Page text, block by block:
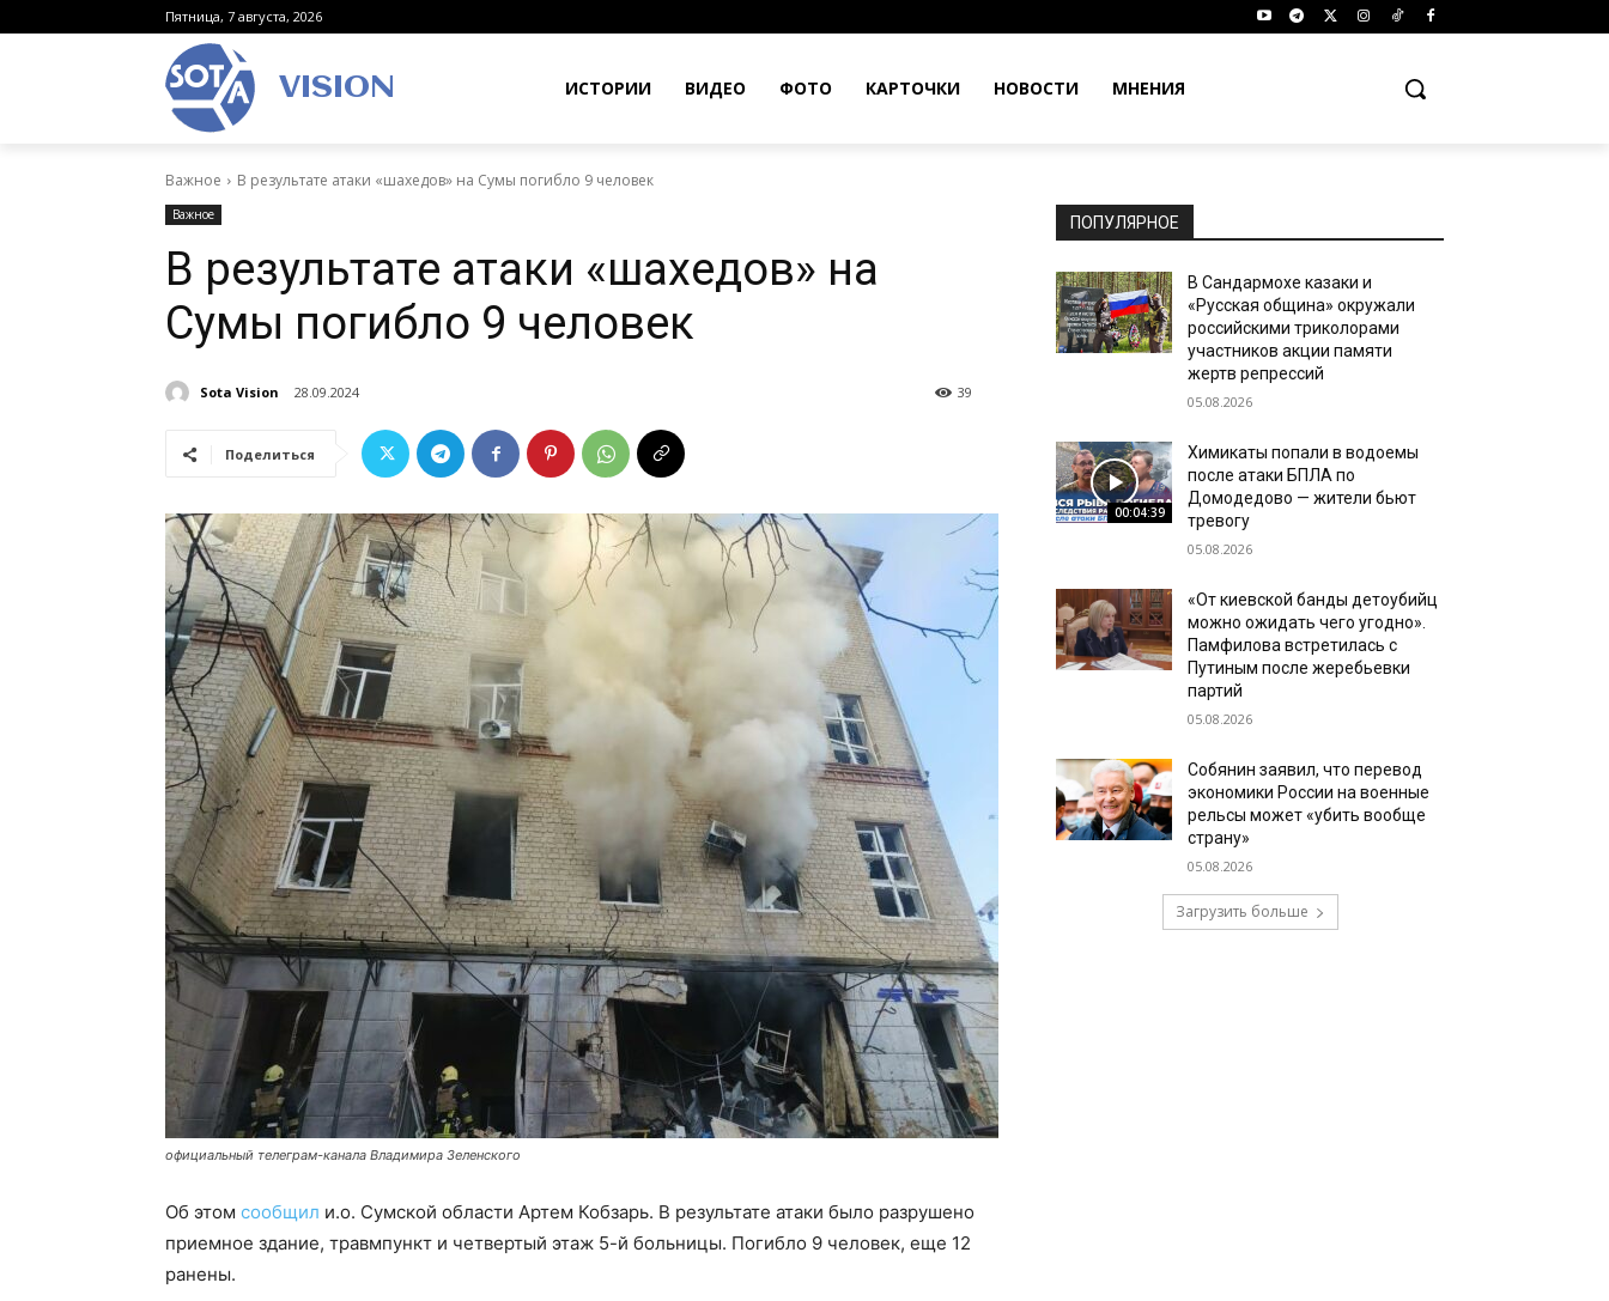
Пятница, 7 августа, 2026
VISION ИСТОРИИ ВИДЕО ФОТО КАРТОЧКИ НОВОСТИ МНЕНИЯ
Важное В результате атаки «шахедов» на Сумы погибло 9 человек
Важное
В результате атаки «шахедов» на
Сумы погибло 9 человек
Sota Vision 28.09.2024 39
Поделиться
официальный телеграм-канала Владимира Зеленского
Об этом сообщил и.о. Сумской области Артем Кобзарь. В результате атаки было разрушено
приемное здание, травмпункт и четвертый этаж 5-й больницы. Погибло 9 человек, еще 12
ранены.
ПОПУЛЯРНОЕ
В Сандармохе казаки и
«Русская община» окружали
российскими триколорами
участников акции памяти
жертв репрессий
05.08.2026
00:04:39
Химикаты попали в водоемы
после атаки БПЛА по
Домодедово — жители бьют
тревогу
05.08.2026
«От киевской банды детоубийц
можно ожидать чего угодно».
Памфилова встретилась с
Путиным после жеребьевки
партий
05.08.2026
Собянин заявил, что перевод
экономики России на военные
рельсы может «убить вообще
страну»
05.08.2026
Загрузить больше